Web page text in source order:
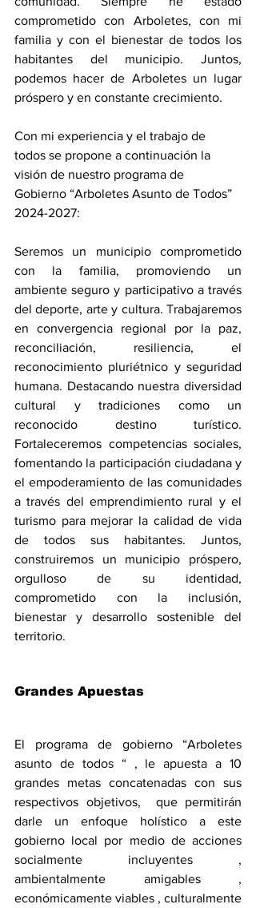
comprometido con Arboletes, con mi
familia y con el bienestar de todos los
habitantes del municipio. Juntos,
podemos hacer de Arboletes un lugar
próspero y en constante crecimiento.
Con mi experiencia y el trabajo de
todos se propone a continuación la
visión de nuestro programa de
Gobierno “Arboletes Asunto de Todos”
2024-2027:
Seremos un municipio comprometido
con la familia, promoviendo un
ambiente seguro y participativo a través
del deporte, arte y cultura. Trabajaremos
en convergencia regional por la paz,
reconciliación, resiliencia, el
reconocimiento pluriétnico y seguridad
humana. Destacando nuestra diversidad
cultural y tradiciones como un
reconocido destino turístico.
Fortaleceremos competencias sociales,
fomentando la participación ciudadana y
el empoderamiento de las comunidades
a través del emprendimiento rural y el
turismo para mejorar la calidad de vida
de todos sus habitantes. Juntos,
construiremos un municipio próspero,
orgulloso de su identidad,
comprometido con la inclusión,
bienestar y desarrollo sostenible del
territorio.
Grandes Apuestas
El programa de gobierno “Arboletes
asunto de todos “ , le apuesta a 10
grandes metas concatenadas con sus
respectivos objetivos,  que permitirán
darle un enfoque holístico a este
gobierno local por medio de acciones
socialmente incluyentes ,
ambientalmente amigables ,
económicamente viables , culturalmente